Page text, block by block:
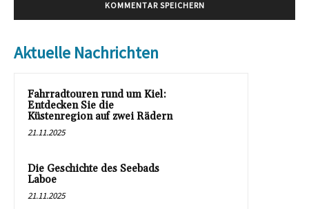
Aktuelle Nachrichten
Fahrradtouren rund um Kiel:
Entdecken Sie die
Küstenregion auf zwei Rädern
21.11.2025
Die Geschichte des Seebads
Laboe
21.11.2025